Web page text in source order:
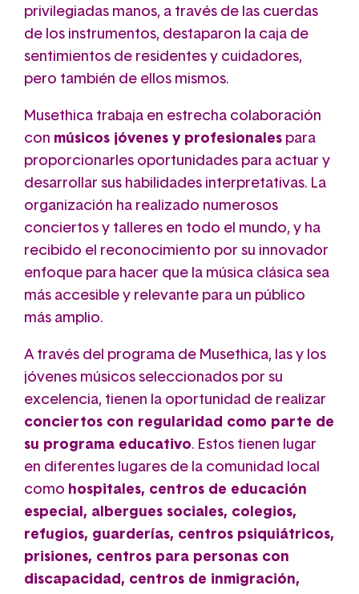
privilegiadas manos, a través de las cuerdas
de los instrumentos, destaparon la caja de
sentimientos de residentes y cuidadores,
pero también de ellos mismos.
Musethica trabaja en estrecha colaboración
con músicos jóvenes y profesionales para
proporcionarles oportunidades para actuar y
desarrollar sus habilidades interpretativas. La
organización ha realizado numerosos
conciertos y talleres en todo el mundo, y ha
recibido el reconocimiento por su innovador
enfoque para hacer que la música clásica sea
más accesible y relevante para un público
más amplio.
A través del programa de Musethica, las y los
jóvenes músicos seleccionados por su
excelencia, tienen la oportunidad de realizar
conciertos con regularidad como parte de
su programa educativo. Estos tienen lugar
en diferentes lugares de la comunidad local
como hospitales, centros de educación
especial, albergues sociales, colegios,
refugios, guarderías, centros psiquiátricos,
prisiones, centros para personas con
discapacidad, centros de inmigración,